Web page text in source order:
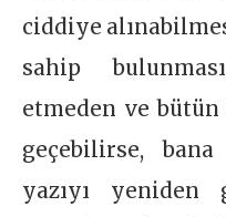
ciddiye
sahip
etmeden ve bütün
geçebilirse, bana
yazıyı yeniden